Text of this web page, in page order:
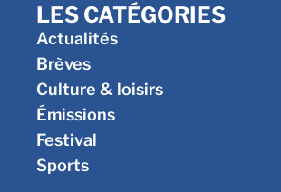
LES CATÉGORIES
Actualités
Brèves
Culture & loisirs
Émissions
Festival
Sports